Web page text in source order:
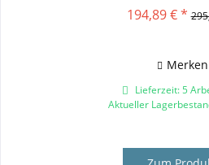
194,89 € *
Merken
Lieferzeit: 5
Aktueller